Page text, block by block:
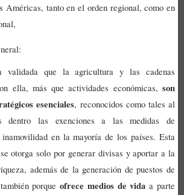
Américas, tanto en el orden regional, como en
validada que la agricultura y las cadenas
ella, más que actividades económicas, son
esenciales, reconocidos como tales al
dentro las exenciones a las medidas de
en la mayoría de los países. Esta
otorga solo por generar divisas y aportar a la
además de la generación de puestos de
porqueofrece medios de vida a parte